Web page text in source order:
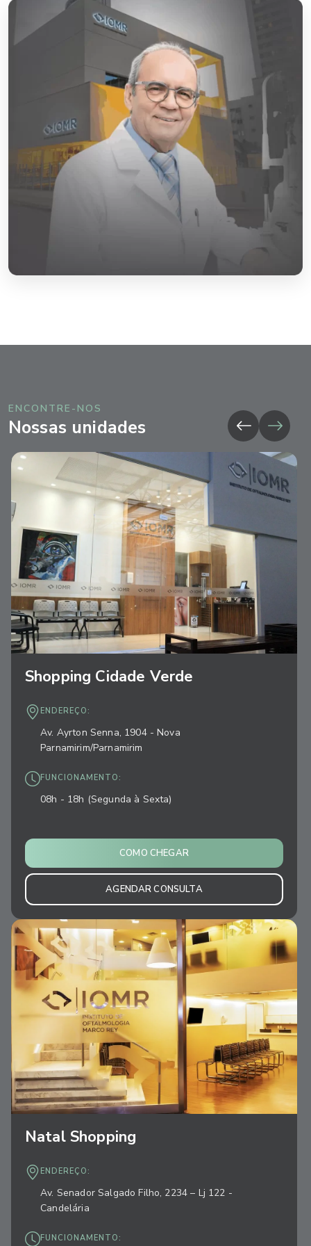
ENCONTRE-NOS
Nossas unidades
Shopping Cidade Verde
ENDEREÇO:
Av. Ayrton Senna, 1904 - Nova
Parnamirim/Parnamirim
FUNCIONAMENTO:
08h - 18h (Segunda à Sexta)
COMO CHEGAR
AGENDAR CONSULTA
Natal Shopping
ENDEREÇO:
Av. Senador Salgado Filho, 2234 – Lj 122 -
Candelária
FUNCIONAMENTO: